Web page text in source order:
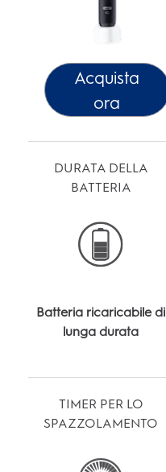
Acquista
ora
DURATA DELLA
BATTERIA
Batteria ricaricabile di
lunga durata
TIMER PER LO
SPAZZOLAMENTO